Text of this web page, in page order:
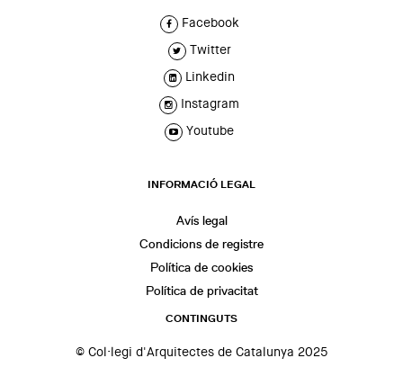
Facebook
Twitter
Linkedin
Instagram
Youtube
INFORMACIÓ LEGAL
Avís legal
Condicions de registre
Política de cookies
Política de privacitat
CONTINGUTS
© Col·legi d'Arquitectes de Catalunya 2025